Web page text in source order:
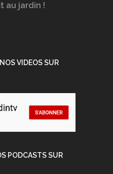
au jardin !
VIDEOS SUR
PODCASTS SUR